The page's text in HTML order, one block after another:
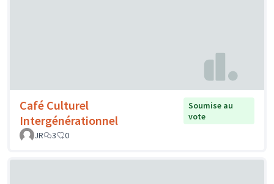
Café Culturel
Intergénérationnel
Soumise au
vote
JR
3 0